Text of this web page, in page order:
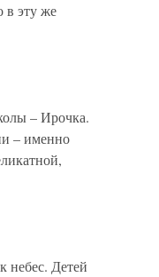
в эту же
– Ирочка.
– именно
небес. Детей